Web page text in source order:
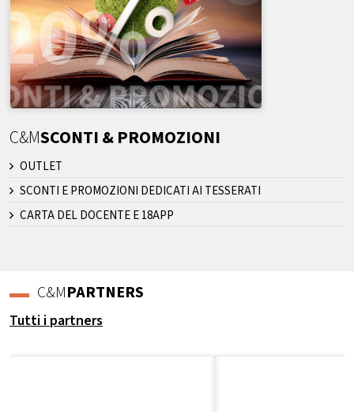
C&MSCONTI & PROMOZIONI
OUTLET
SCONTI E PROMOZIONI DEDICATI AI TESSERATI
CARTA DEL DOCENTE E 18APP
C&MPARTNERS
Tutti i partners